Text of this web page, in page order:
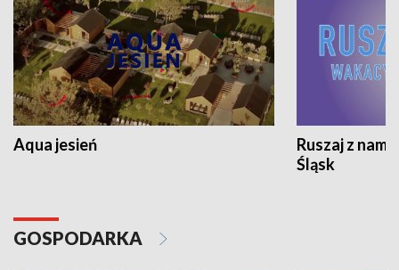
Aqua jesień
Ruszaj z
Śląsk
GOSPODARKA